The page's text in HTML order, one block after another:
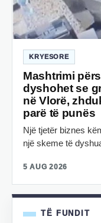
KRYESORE
Mashtrimi
dyshohet se
në Vlorë,
parë të punës
Një tjetër biznes
një skeme të
5 AUG 2026
TË FUNDIT